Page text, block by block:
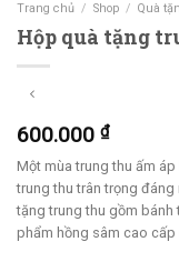
Trang chủ / Shop / Quà
Hộp quà tặng
600.000 ₫
Một mùa trung thu ấm
trung thu trân trọng đáng
tặng trung thu gồm bánh
phẩm hồng sâm cao cấp